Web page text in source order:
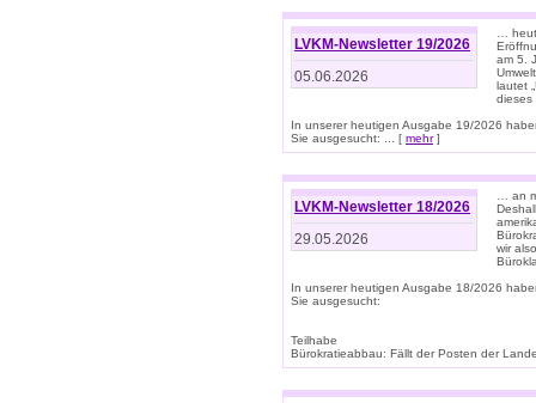
LVKM-Newsletter 19/2026
05.06.2026
…
am 5.
lautet
dieses
In unserer heutigen Ausgabe 19/2026
Sie ausgesucht: ... [ mehr]
LVKM-Newsletter 18/2026
29.05.2026
… an
wir
In unserer heutigen Ausgabe 18/2026
Sie ausgesucht:
Teilhabe
Bürokratieabbau: Fällt der Posten der